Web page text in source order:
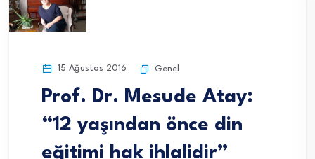
15 Ağustos 2016 Genel
Prof. Dr. Mesude Atay:
“12 yaşından önce din
eğitimi hak ihlalidir”